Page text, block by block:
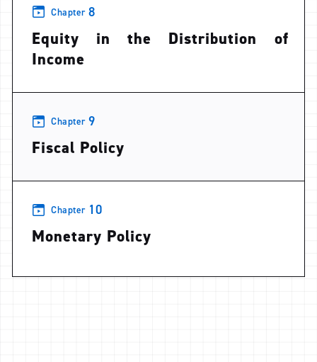
Chapter 8
Equity in the Distribution of
Income
Chapter 9
Fiscal Policy
Chapter 10
Monetary Policy